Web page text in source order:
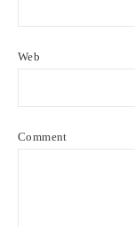
Web
Comment